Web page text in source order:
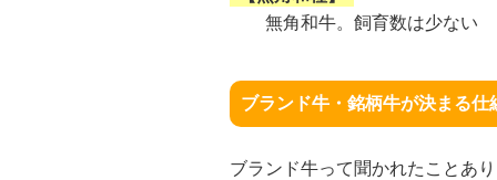
無角和牛。飼育数は少ない
ブランド牛・銘柄牛が決まる仕
ブランド牛って聞かれたことあ